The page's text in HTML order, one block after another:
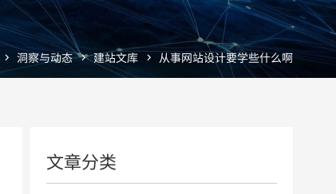
洞察与动态 建站文库 从事网站设计要学些什么啊
文章分类